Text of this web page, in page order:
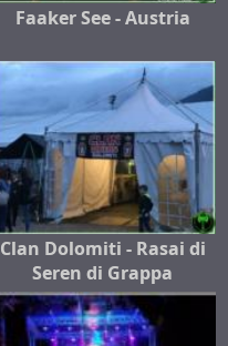
Faaker See - Austria
Clan Dolomiti - Rasai di
Seren di Grappa